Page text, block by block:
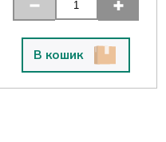
В кошик